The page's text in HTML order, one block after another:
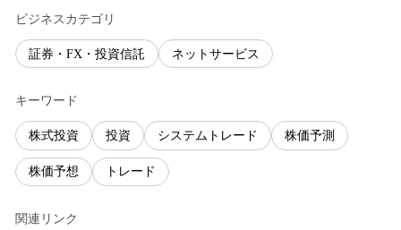
ビジネスカテゴリ
証券・FX・投資信託 ネットサービス
キーワード
株式投資 投資 システムトレード 株価予測
株価予想 トレード
関連リンク